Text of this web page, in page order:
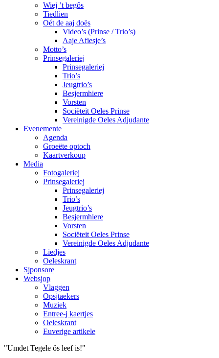
Wiej ’t begôs
Tiedlien
Oét de aaj doës
Video’s (Prinse / Trio’s)
Aaje Afiesje’s
Motto’s
Prinsegaleriej
Prinsegaleriej
Trio’s
Jeugtrio’s
Besjermhiere
Vorsten
Sociëteit Oeles Prinse
Vereinigde Oeles Adjudante
Evenemente
Agenda
Groeëte optoch
Kaartverkoup
Media
Fotogaleriej
Prinsegaleriej
Prinsegaleriej
Trio’s
Jeugtrio’s
Besjermhiere
Vorsten
Sociëteit Oeles Prinse
Vereinigde Oeles Adjudante
Liedjes
Oeleskrant
Sjponsore
Websjop
Vlaggen
Opsjtaekers
Muziek
Entree-j kaertjes
Oeleskrant
Euverige artikele
"Umdet Tegele ôs leef is!"